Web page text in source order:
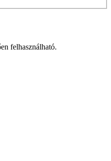
felhasználható.